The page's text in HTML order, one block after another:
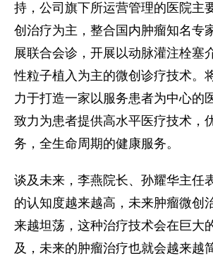
持，公司旗下所运营管理的医院主
创治疗为主，整合国内肿瘤知名专
展联合会诊，开展以动脉灌注栓塞
性粒子植入为主的微创诊疗技术。
力于打造一家以服务患者为中心的
致力为患者提供高水平医疗技术，
务，全生命周期的健康服务。
谈及未来，李燕院长、孙耀华主任
的认知度越来越高，未来肿瘤微创
来越坦荡，这种治疗技术会在巨大
及，未来的肿瘤治疗也就会越来越